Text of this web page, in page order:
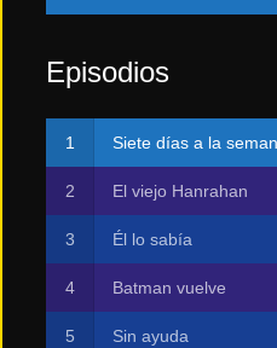
Episodios
Siete días a la
El viejo Hanrahan
Él lo sabía
Batman vuelve
Sin ayuda